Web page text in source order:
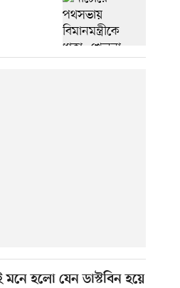
মনে হলো যেন ডাস্টবিন হয়ে